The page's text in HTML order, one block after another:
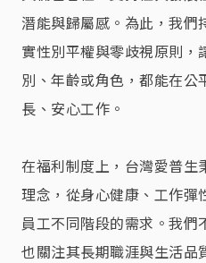
潛能與歸屬感。為此，我們
實性別平權與零歧視原則，
別、年齡或角色，都能在公
長、安心工作。
在福利制度上，台灣愛普生
理念，從身心健康、工作彈
員工不同階段的需求。我們
也關注其長期職涯與生活品